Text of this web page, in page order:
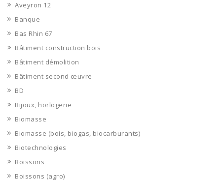
Aveyron 12
Banque
Bas Rhin 67
Bâtiment construction bois
Bâtiment démolition
Bâtiment second œuvre
BD
Bijoux, horlogerie
Biomasse
Biomasse (bois, biogas, biocarburants)
Biotechnologies
Boissons
Boissons (agro)